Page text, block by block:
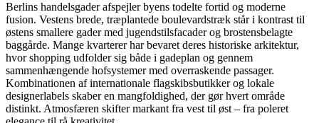
Berlins handelsgader afspejler byens todelte fortid og moderne
fusion. Vestens brede, træplantede boulevardstræk står i kontrast til
østens smallere gader med jugendstilsfacader og brostensbelagte
baggårde. Mange kvarterer har bevaret deres historiske arkitektur,
hvor shopping udfolder sig både i gadeplan og gennem
sammenhængende hofsystemer med overraskende passager.
Kombinationen af internationale flagskibsbutikker og lokale
designerlabels skaber en mangfoldighed, der gør hvert område
distinkt. Atmosfæren skifter markant fra vest til øst – fra poleret